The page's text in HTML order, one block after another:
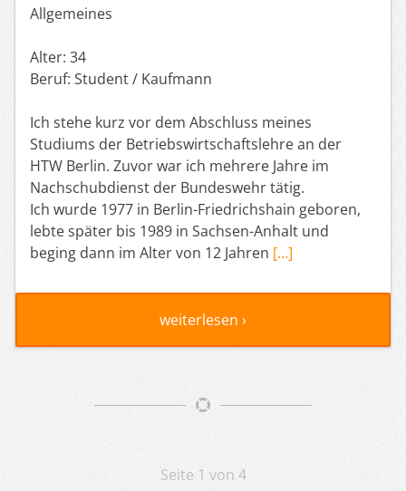
Allgemeines
Alter: 34
Beruf: Student / Kaufmann
Ich stehe kurz vor dem Abschluss meines
Studiums der Betriebswirtschaftslehre an der
HTW Berlin. Zuvor war ich mehrere Jahre im
Nachschubdienst der Bundeswehr tätig.
Ich wurde 1977 in Berlin-Friedrichshain geboren,
lebte später bis 1989 in Sachsen-Anhalt und
beging dann im Alter von 12 Jahren […]
weiterlesen ›
Artikelnavigation
Seite 1 von 4